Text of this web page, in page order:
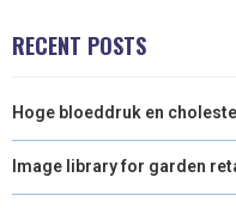
RECENT POSTS
Hoge bloeddruk en
Image library for garden